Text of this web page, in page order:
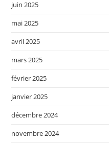
juin 2025
mai 2025
avril 2025
mars 2025
février 2025
janvier 2025
décembre 2024
novembre 2024